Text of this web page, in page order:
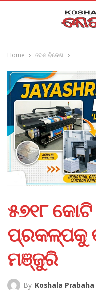
Home ଦେଶ ବିଦେଶ
୫୭୧୮ କୋଟି
ପ୍ରକଳ୍ପକୁ
ମଞ୍ଜୁରି
By Koshala Prabaha